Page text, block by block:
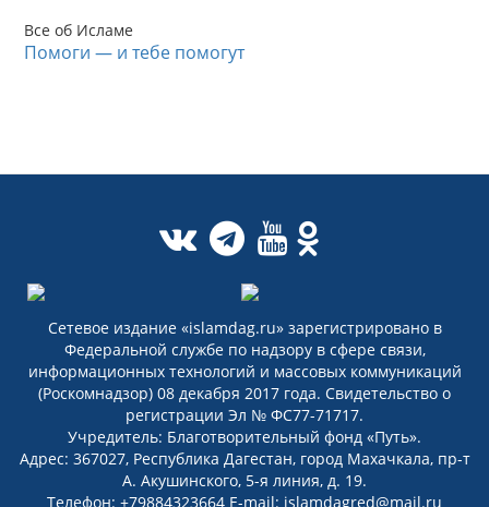
Все об Исламе
Помоги — и тебе помогут
Сетевое издание «islamdag.ru» зарегистрировано в
Федеральной службе по надзору в сфере связи,
информационных технологий и массовых коммуникаций
(Роскомнадзор) 08 декабря 2017 года. Свидетельство о
регистрации Эл № ФС77-71717.
Учредитель: Благотворительный фонд «Путь».
Адрес: 367027, Республика Дагестан, город Махачкала, пр-т
А. Акушинского, 5-я линия, д. 19.
Телефон: +79884323664 E-mail: islamdagred@mail.ru